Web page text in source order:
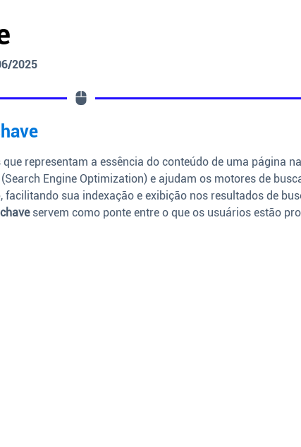
2025
representam a essência do conteúdo de uma página
Engine Optimization) e ajudam os motores de
facilitando sua indexação e exibição nos resultados de
servem como ponte entre o que os usuários estão